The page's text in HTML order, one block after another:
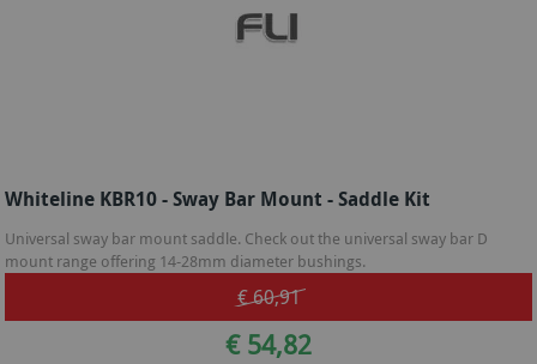
Whiteline KBR10 - Sway Bar Mount - Saddle Kit
Universal sway bar mount saddle. Check out the universal sway bar D
mount range offering 14-28mm diameter bushings.
€ 60,91
€ 54,82